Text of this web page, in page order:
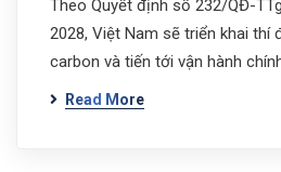
Theo Quyết định số 232/QĐ-
2028, Việt Nam sẽ triển khai thí
carbon và tiến tới vận hành
Read More